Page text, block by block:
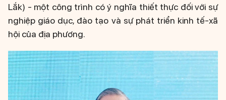
Lắk) - một công trình có ý nghĩa thiết thực đối với sự
nghiệp giáo dục, đào tạo và sự phát triển kinh tế-xã
hội của địa phương.